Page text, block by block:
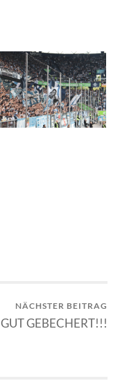
NÄCHSTER BEITRAG
GUT GEBECHERT!!!